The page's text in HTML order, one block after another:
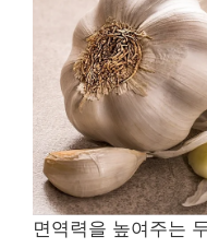
면역력을 높여주는